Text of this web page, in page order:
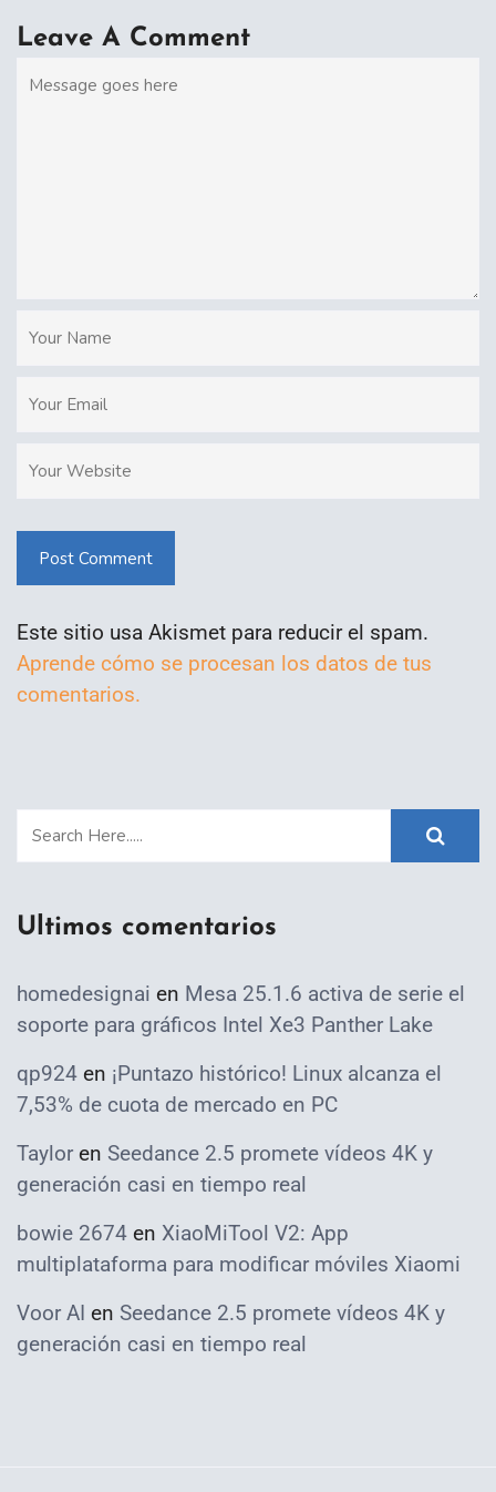
Leave A Comment
Post Comment
Este sitio usa Akismet para reducir el spam.
Aprende cómo se procesan los datos de tus
comentarios.
Ultimos comentarios
homedesignai en Mesa 25.1.6 activa de serie el
soporte para gráficos Intel Xe3 Panther Lake
qp924 en ¡Puntazo histórico! Linux alcanza el
7,53% de cuota de mercado en PC
Taylor en Seedance 2.5 promete vídeos 4K y
generación casi en tiempo real
bowie 2674 en XiaoMiTool V2: App
multiplataforma para modificar móviles Xiaomi
Voor AI en Seedance 2.5 promete vídeos 4K y
generación casi en tiempo real